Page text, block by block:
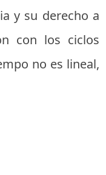
y su derecho a
con los ciclos
no es lineal,